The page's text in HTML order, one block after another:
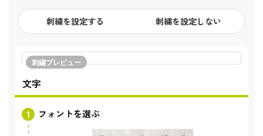
刺繍を設定する 刺繍を設定しない
刺繍プレビュー
文字
フォントを選ぶ